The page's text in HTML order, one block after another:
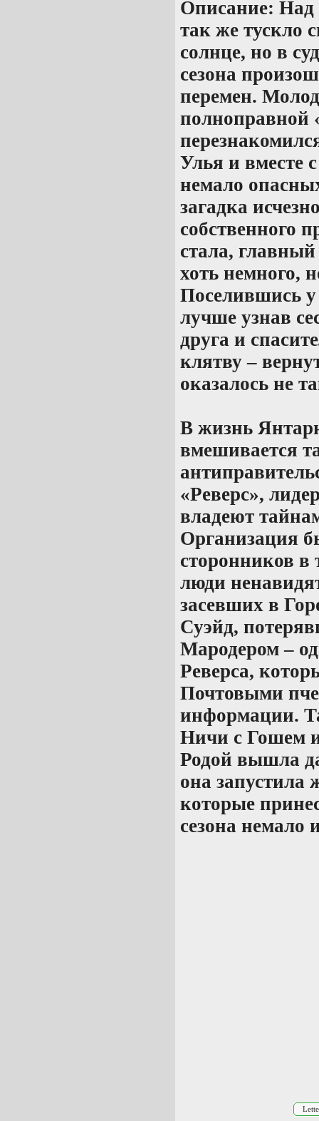
Описание: Над
так же тускло
солнце, но в
сезона
перемен.
полноправной
Улья и вместе
немало
загадка
собственного
стала, главный
хоть немного,
Поселившись
лучше узнав
друга и
клятву –
оказалось не
В жизнь
вмешивается
«Реверс»,
владеют
Организация
сторонников в
люди
засевших в
Суэйд,
Мародером –
Реверса,
Почтовыми
информации.
Ничи с Гошем
Родой вышла
она запустила
которые
сезона немало